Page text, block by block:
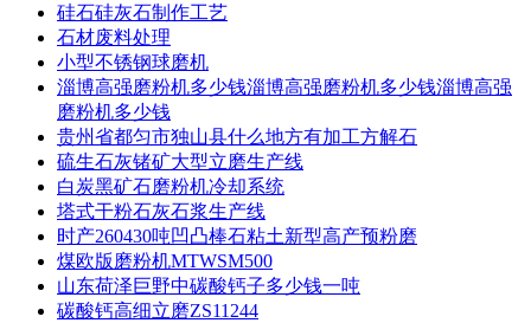
硅石硅灰石制作工艺
石材废料处理
小型不锈钢球磨机
淄博高强磨粉机多少钱淄博高强磨粉机多少钱淄博高强
磨粉机多少钱
贵州省都匀市独山县什么地方有加工方解石
硫生石灰锗矿大型立磨生产线
白炭黑矿石磨粉机冷却系统
塔式干粉石灰石浆生产线
时产260430吨凹凸棒石粘土新型高产预粉磨
煤欧版磨粉机MTWSM500
山东荷泽巨野中碳酸钙子多少钱一吨
碳酸钙高细立磨ZS11244